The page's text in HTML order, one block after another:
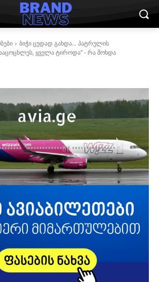
ბიჭი ცუდად გახდა... პატრულის
ყველა ტიროდა“ - რა მოხდა